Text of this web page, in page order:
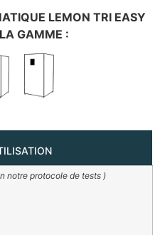
LEMON TRI EASY
GAMME :
notre protocole de tests )